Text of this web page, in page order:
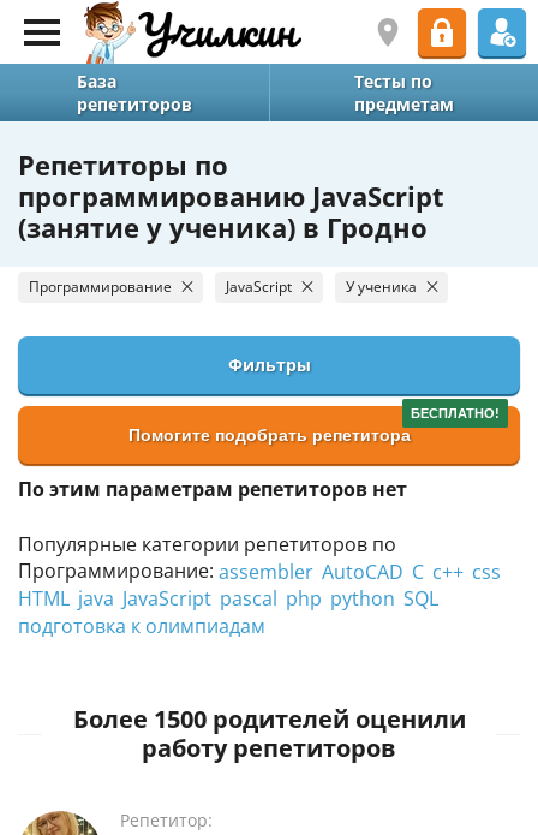
База
репетиторов
Тесты по
предметам
Репетиторы по
программированию JavaScript
(занятие у ученика) в Гродно
Популярные категории репетиторов по
Программирование: assembler AutoCAD C c++ css
HTML java JavaScript pascal php python SQL
подготовка к олимпиадам
Программирование JavaScript У ученика
Фильтры
БЕСПЛАТНО!
Помогите подобрать репетитора
По этим параметрам репетиторов нет
Более 1500 родителей оценили
работу репетиторов
Репетитор: